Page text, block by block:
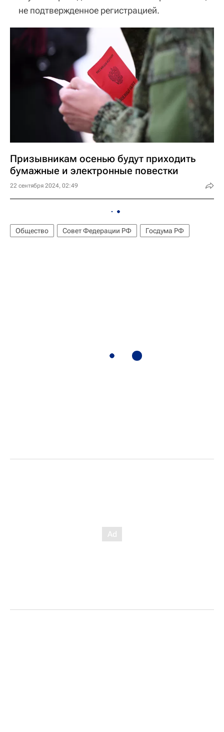
не подтвержденное регистрацией.
Призывникам осенью будут приходить
бумажные и электронные повестки
22 сентября 2024, 02:49
Общество Совет Федерации РФ Госдума РФ